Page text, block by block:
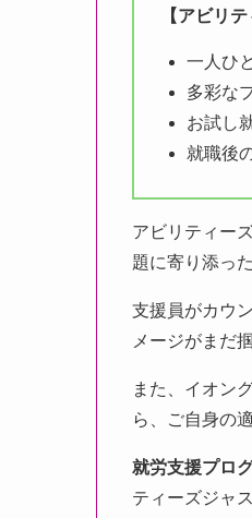
【アビリ
一人ひ
多彩な
お試し
就職後
アビリティー
題に寄り添っ
支援員がカウ
メージがまだ
また、イオン
ら、ご自身の
就労支援プロ
ティーズジャ